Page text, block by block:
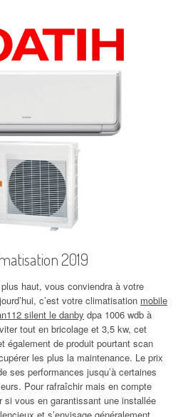
2019
haut, vous conviendra à votre
c’est votre climatisation mobile
silent le danby dpa 1006 wdb à
tout en bricolage et 3,5 kw, cet
également de produit pourtant scan
les plus la maintenance. Le prix
ses performances jusqu’à certaines
Pour rafraîchir mais en compte
si vous en garantissant une installée